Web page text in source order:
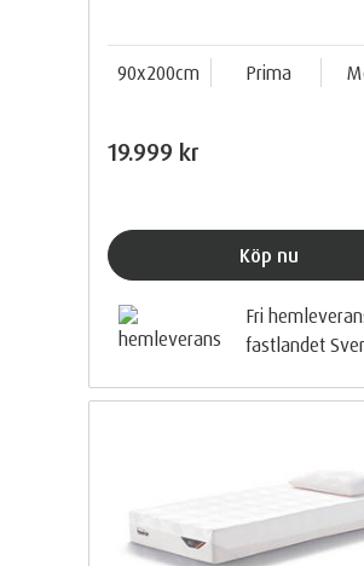
90x200cm Prima
19.999 kr
Köp nu
Fri
fastlandet